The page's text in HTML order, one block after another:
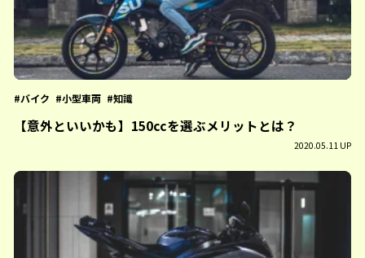
バイク 小型車両 知識
【意外といいかも】150ccを選ぶメリットとは？
2020.05.11 UP